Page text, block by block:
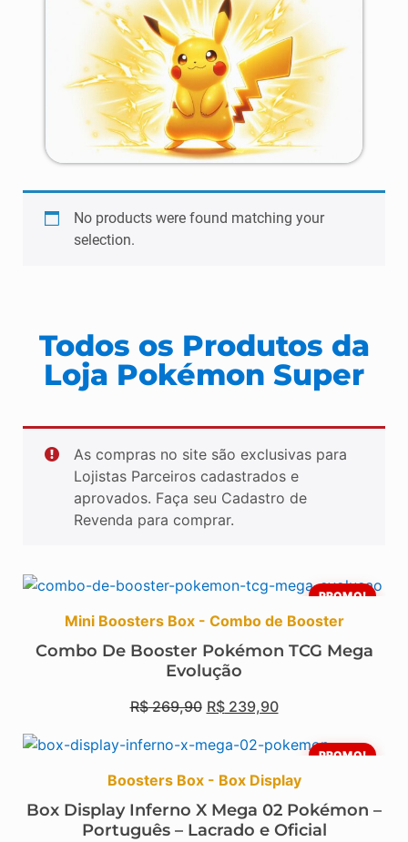
No products were found matching your
selection.
Todos os Produtos da
Loja Pokémon Super
As compras no site são exclusivas para
Lojistas Parceiros cadastrados e
aprovados. Faça seu Cadastro de
Revenda para comprar.
PROMO!
Mini Boosters Box - Combo de Booster
Combo De Booster Pokémon TCG Mega
Evolução
R$269,90 R$239,90
PROMO!
Boosters Box - Box Display
Box Display Inferno X Mega 02 Pokémon –
Português – Lacrado e Oficial